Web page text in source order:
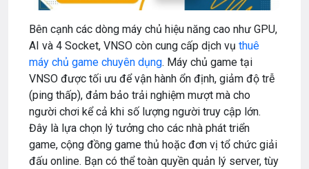
Bên cạnh các dòng máy chủ hiệu năng cao như GPU,
AI và 4 Socket, VNSO còn cung cấp dịch vụ thuê
máy chủ game chuyên dụng. Máy chủ game tại
VNSO được tối ưu để vận hành ổn định, giảm độ trễ
(ping thấp), đảm bảo trải nghiệm mượt mà cho
người chơi kể cả khi số lượng người truy cập lớn.
Đây là lựa chọn lý tưởng cho các nhà phát triển
game, cộng đồng game thủ hoặc đơn vị tổ chức giải
đấu online. Bạn có thể toàn quyền quản lý server, tùy